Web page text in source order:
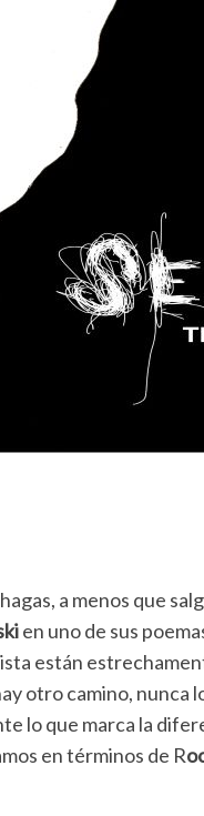
a menos que
en uno de sus
están
otro camino, nunca
lo que marca la
en términos de R